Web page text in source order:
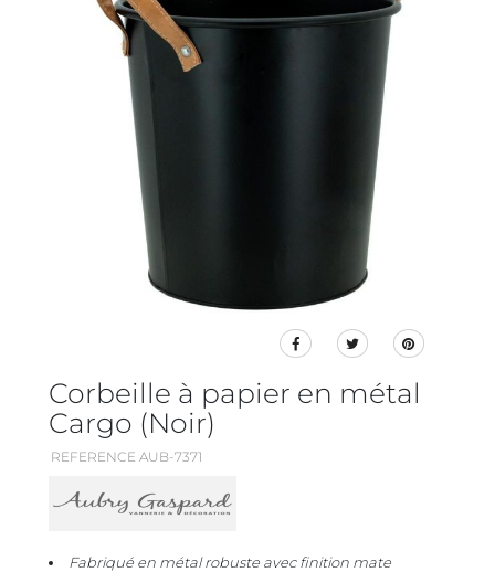
Corbeille à papier en métal
Cargo (Noir)
REFERENCE AUB-7371
Fabriqué en métal robuste avec finition mate